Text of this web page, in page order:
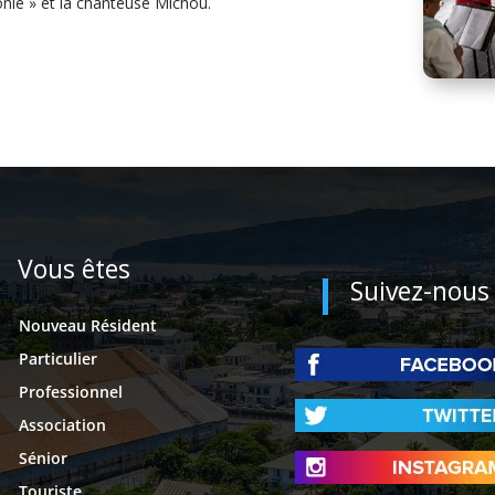
Vous êtes
Nouveau Résident
Particulier
Professionnel
Association
Sénior
Suivez-nous